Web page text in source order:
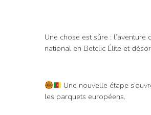
Une chose est sûre :
national en Betclic Élite et
Une nouvelle étape
les parquets européens.